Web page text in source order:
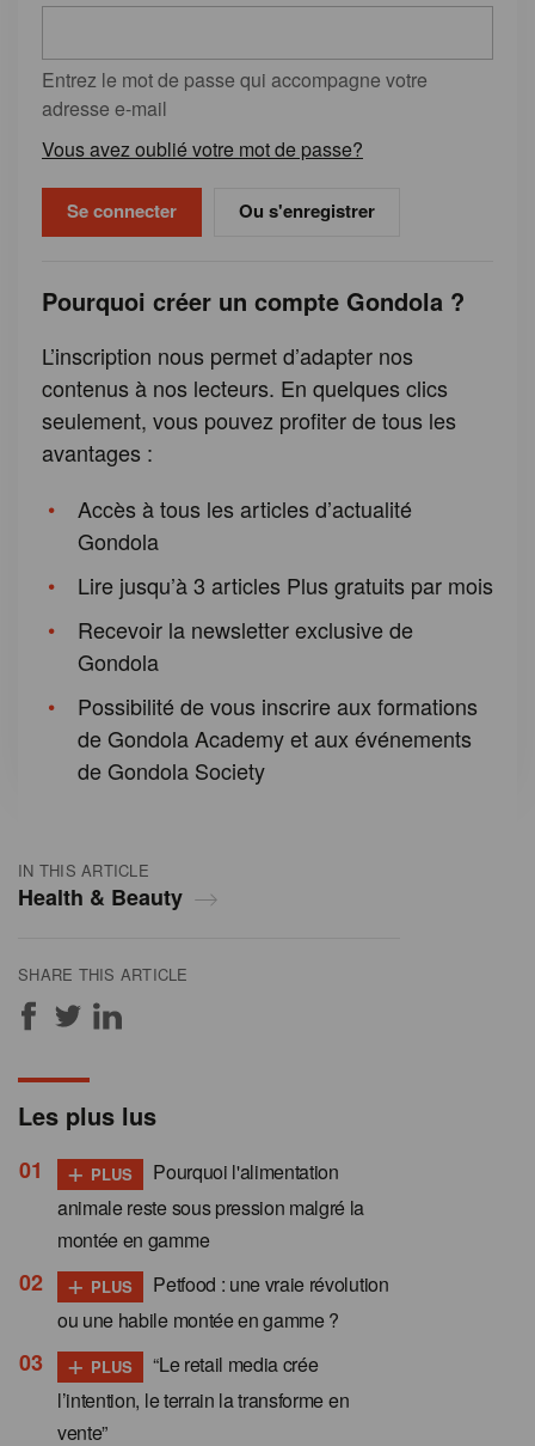
IN THIS ARTICLE
Health & Beauty
SHARE THIS ARTICLE
Entrez le mot de passe qui accompagne votre
adresse e-mail
Vous avez oublié votre mot de passe?
Ou s'enregistrer
Pourquoi créer un compte Gondola ?
L’inscription nous permet d’adapter nos
contenus à nos lecteurs. En quelques clics
seulement, vous pouvez profiter de tous les
avantages :
Accès à tous les articles d’actualité
Gondola
Lire jusqu’à 3 articles Plus gratuits par mois
Recevoir la newsletter exclusive de
Gondola
Possibilité de vous inscrire aux formations
de Gondola Academy et aux événements
de Gondola Society
Les plus lus
+ PLUS
Pourquoi l'alimentation
animale reste sous pression malgré la
montée en gamme
+ PLUS
Petfood : une vraie révolution
ou une habile montée en gamme ?
+ PLUS
“Le retail media crée
l’intention, le terrain la transforme en
vente”